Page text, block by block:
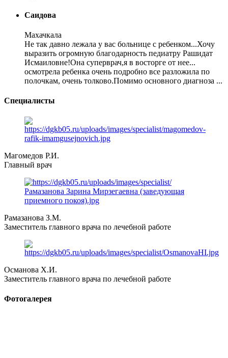
Саидова
Махачкала
Не так давно лежала у вас больнице с ребенком...Хочу
выразить огромную благодарность педиатру Рашидат
Исмаиловне!Она суперврач,я в восторге от нее...
осмотрела ребенка очень подробно все разложила по
полочкам, очень толково.Помимо основного диагноза ...
Специалисты
Магомедов Р.И.
Главный врач
Рамазанова З.М.
Заместитель главного врача по лечебной работе
Османова Х.И.
Заместитель главного врача по лечебной работе
Фотогалерея